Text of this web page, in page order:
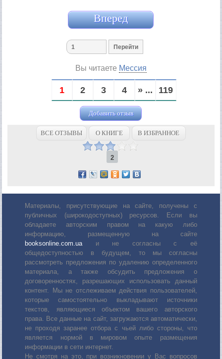
Вперед
Вы читаете Мессия
1 2 3 4 » ... 119
Добавить отзыв
ВСЕ ОТЗЫВЫ О КНИГЕ В ИЗБРАННОЕ
2
Материалы, присутствующие на сайте, получены с
публичных (широкодоступных) ресурсов. Если вы
обладаете авторским правом на какую либо
информацию, размещенную на сайте
booksonline.com.uaи не согласны с её
общедоступностью в будущем, то мы согласны
рассмотреть предложения по удалению определенного
материала, а также обсудить предложения о
договоренностях, разрешающих использовать данный
контент. Мы не отслеживаем действия пользователей,
которые самостоятельно выкладывают источники
текстов, являющиеся объектом вашего авторского
права. Все данные на сайт, загружаются автоматически,
не проходя заранее отбора с чьей либо стороны, что
является нормой в мировом опыте размещения
информации в сети интернет.
Не смотря на это, при возникновении у Вас вопросов